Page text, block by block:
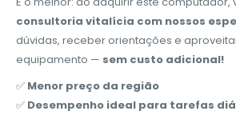
consultoria vitalícia com nossos
dúvidas, receber orientações e
equipamento — sem custo adicional!
✅ Menor preço da região
✅ Desempenho ideal para tarefas